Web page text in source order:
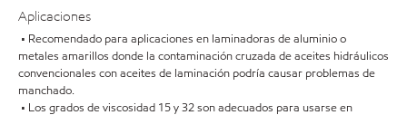
Aplicaciones
• Recomendado para aplicaciones en laminadoras de aluminio o
metales amarillos donde la contaminación cruzada de aceites hidráulicos
convencionales con aceites de laminación podría causar problemas de
manchado.
• Los grados de viscosidad 15 y 32 son adecuados para usarse en